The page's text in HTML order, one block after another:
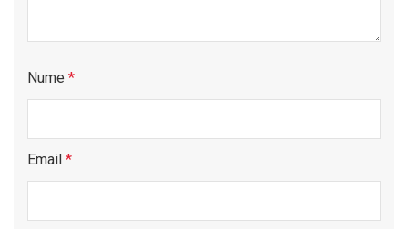
Nume *
Email *